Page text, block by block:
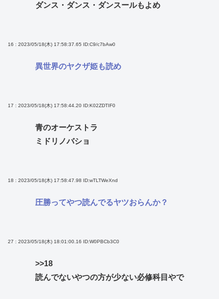
ダンス・ダンス・ダンスールもよめ
16 : 2023/05/18(木) 17:58:37.65 ID:C9/c7bAw0
異世界のヤクザ姫も読め
17 : 2023/05/18(木) 17:58:44.20 ID:K02ZDTIF0
青のオーケストラ
ミドリノバショ
18 : 2023/05/18(木) 17:58:47.98 ID:wTLTWeXnd
圧勝ってやつ読んでるヤツおらんか？
27 : 2023/05/18(木) 18:01:00.16 ID:W0PBCb3C0
>>18
読んでないやつの方が少ない必修科目やで